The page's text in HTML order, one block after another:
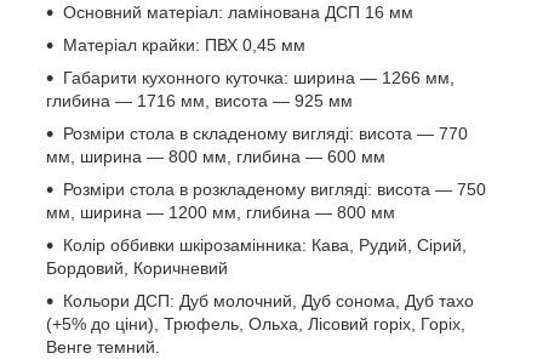
Основний матеріал: ламінована ДСП 16 мм
Матеріал крайки: ПВХ 0,45 мм
Габарити кухонного куточка: ширина — 1266 мм,
глибина — 1716 мм, висота — 925 мм
Розміри стола в складеному вигляді: висота — 770
мм, ширина — 800 мм, глибина — 600 мм
Розміри стола в розкладеному вигляді: висота — 750
мм, ширина — 1200 мм, глибина — 800 мм
Колір оббивки шкірозамінника: Кава, Рудий, Сірий,
Бордовий, Коричневий
Кольори ДСП: Дуб молочний, Дуб сонома, Дуб тахо
(+5% до ціни), Трюфель, Ольха, Лісовий горіх, Горіх,
Венге темний.